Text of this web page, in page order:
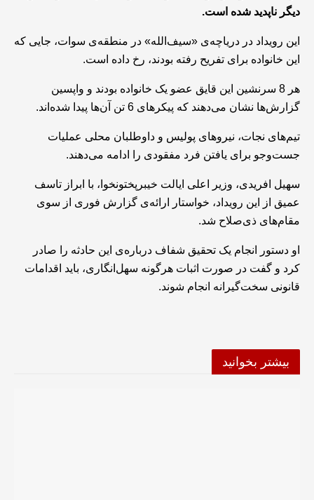
دیگر ناپدید شده است.
این رویداد در دریاچه‌ی «سیف‌الله» در منطقه‌ی سوات، جایی که
این خانواده برای تفریح رفته بودند، رخ داده است.
هر 8 سرنشین این قایق عضو یک خانواده بودند و واپسین
گزارش‌ها نشان می‌دهند که پیکرهای 6 تن آن‌ها پیدا شده‌اند.
تیم‌های نجات، نیروهای پولیس و داوطلبان محلی عملیات
جست‌وجو برای یافتن فرد مفقودی را ادامه می‌دهند.
سهیل افریدی، وزیر اعلی ایالت خیبرپختونخوا، با ابراز تاسف
عمیق از این رویداد، خواستار ارائه‌ی گزارش فوری از سوی
مقام‌های ذی‌صلاح شد.
او دستور انجام یک تحقیق شفاف درباره‌ی این حادثه را صادر
کرد و گفت در صورت اثبات هرگونه سهل‌انگاری، باید اقدامات
قانونی سخت‌گیرانه انجام شوند.
بیشتر بخوانید